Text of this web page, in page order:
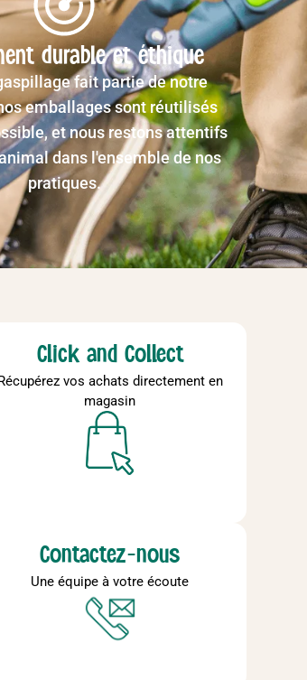
durable et éthique
fait partie de notre
emballages sont réutilisés
et nous restons attentifs
dans l'ensemble de nos
pratiques.
Click and Collect
Récupérez vos achats directement en
magasin
Contactez-nous
Une équipe à votre écoute